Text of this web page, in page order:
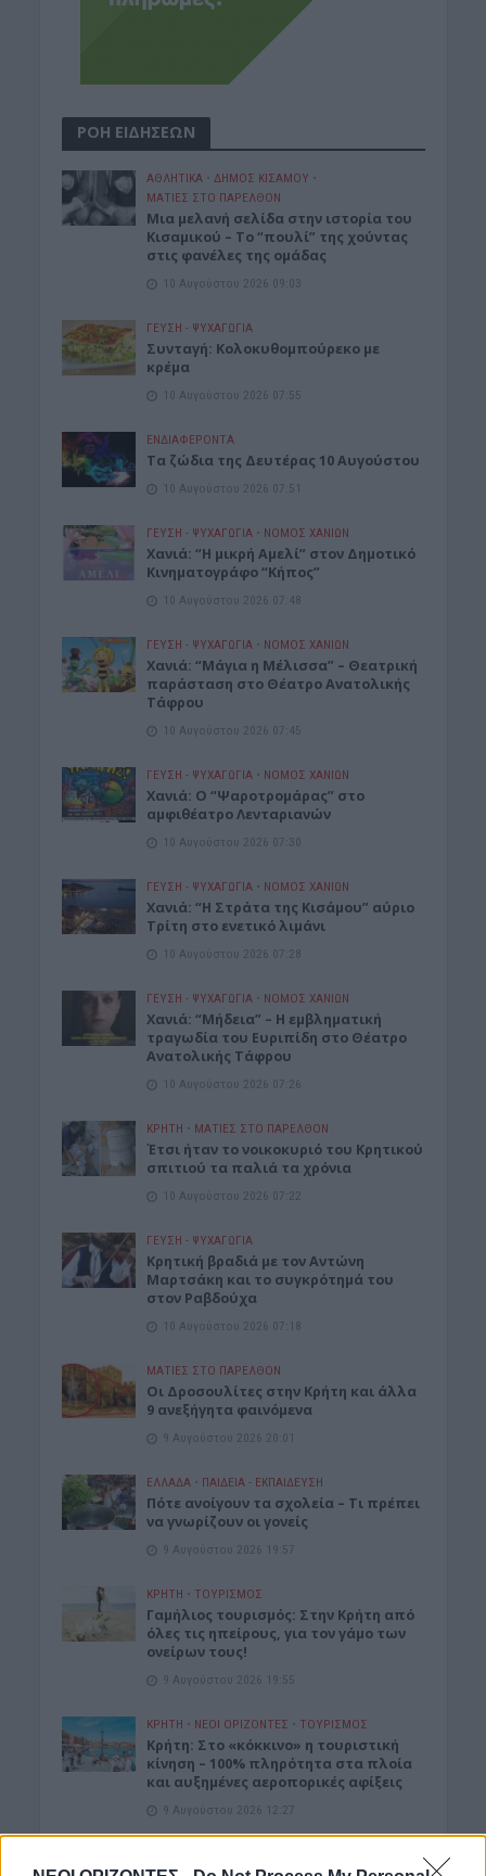
ΡΟΗ ΕΙΔΗΣΕΩΝ
ΑΘΛΗΤΙΚΑ • ΔΉΜΟΣ ΚΙΣΆΜΟΥ •
ΜΑΤΙΕΣ ΣΤΟ ΠΑΡΕΛΘΟΝ
Μια μελανή σελίδα στην ιστορία του
Κισαμικού – Το “πουλί” της χούντας
στις φανέλες της ομάδας
10 Αυγούστου 2026 09:03
ΓΕΎΣΗ - ΨΥΧΑΓΩΓΊΑ
Συνταγή: Κολοκυθομπούρεκο με
κρέμα
10 Αυγούστου 2026 07:55
ΕΝΔΙΑΦΕΡΟΝΤΑ
Τα ζώδια της Δευτέρας 10 Αυγούστου
10 Αυγούστου 2026 07:51
ΓΕΎΣΗ - ΨΥΧΑΓΩΓΊΑ • ΝΟΜΌΣ ΧΑΝΊΩΝ
Χανιά: “Η μικρή Αμελί” στον Δημοτικό
Κινηματογράφο “Κήπος”
10 Αυγούστου 2026 07:48
ΓΕΎΣΗ - ΨΥΧΑΓΩΓΊΑ • ΝΟΜΌΣ ΧΑΝΊΩΝ
Χανιά: “Μάγια η Μέλισσα” – Θεατρική
παράσταση στο Θέατρο Ανατολικής
Τάφρου
10 Αυγούστου 2026 07:45
ΓΕΎΣΗ - ΨΥΧΑΓΩΓΊΑ • ΝΟΜΌΣ ΧΑΝΊΩΝ
Xανιά: Ο “Ψαροτρομάρας” στο
αμφιθέατρο Λενταριανών
10 Αυγούστου 2026 07:30
ΓΕΎΣΗ - ΨΥΧΑΓΩΓΊΑ • ΝΟΜΌΣ ΧΑΝΊΩΝ
Χανιά: “Η Στράτα της Κισάμου” αύριο
Τρίτη στο ενετικό λιμάνι
10 Αυγούστου 2026 07:28
ΓΕΎΣΗ - ΨΥΧΑΓΩΓΊΑ • ΝΟΜΌΣ ΧΑΝΊΩΝ
Χανιά: “Μήδεια” – Η εμβληματική
τραγωδία του Ευριπίδη στο Θέατρο
Ανατολικής Τάφρου
10 Αυγούστου 2026 07:26
ΚΡΗΤΗ • ΜΑΤΙΕΣ ΣΤΟ ΠΑΡΕΛΘΟΝ
Έτσι ήταν το νοικοκυριό του Κρητικού
σπιτιού τα παλιά τα χρόνια
10 Αυγούστου 2026 07:22
ΓΕΎΣΗ - ΨΥΧΑΓΩΓΊΑ
Kρητική βραδιά με τον Αντώνη
Μαρτσάκη και το συγκρότημά του
στον Ραβδούχα
10 Αυγούστου 2026 07:18
ΜΑΤΙΕΣ ΣΤΟ ΠΑΡΕΛΘΟΝ
Οι Δροσουλίτες στην Κρήτη και άλλα
9 ανεξήγητα φαινόμενα
9 Αυγούστου 2026 20:01
ΕΛΛΑΔΑ • ΠΑΙΔΕΙΑ - ΕΚΠΑΙΔΕΥΣΗ
Πότε ανοίγουν τα σχολεία – Τι πρέπει
να γνωρίζουν οι γονείς
9 Αυγούστου 2026 19:57
ΚΡΗΤΗ • ΤΟΥΡΙΣΜΟΣ
Γαμήλιος τουρισμός: Στην Κρήτη από
όλες τις ηπείρους, για τον γάμο των
ονείρων τους!
9 Αυγούστου 2026 19:55
ΚΡΗΤΗ • ΝΕΟΙ ΟΡΙΖΟΝΤΕΣ • ΤΟΥΡΙΣΜΟΣ
Κρήτη: Στο «κόκκινο» η τουριστική
κίνηση – 100% πληρότητα στα πλοία
και αυξημένες αεροπορικές αφίξεις
9 Αυγούστου 2026 12:27